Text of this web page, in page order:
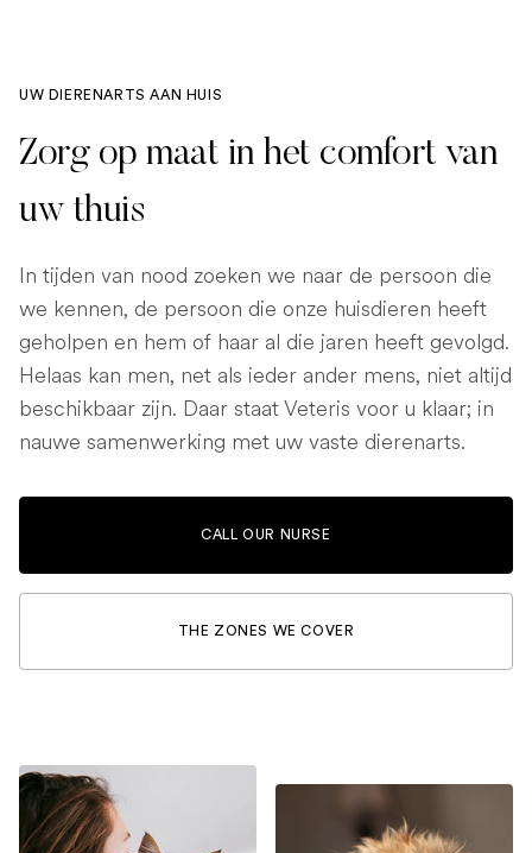
UW DIERENARTS AAN HUIS
Zorg op maat in het comfort van
uw thuis
In tijden van nood zoeken we naar de persoon die
we kennen, de persoon die onze huisdieren heeft
geholpen en hem of haar al die jaren heeft gevolgd.
Helaas kan men, net als ieder ander mens, niet altijd
beschikbaar zijn. Daar staat Veteris voor u klaar; in
nauwe samenwerking met uw vaste dierenarts.
CALL OUR NURSE
THE ZONES WE COVER